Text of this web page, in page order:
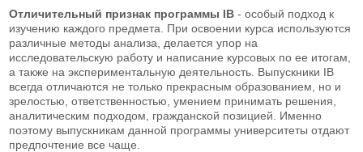
Отличительный признак программы IB - особый подход к
изучению каждого предмета. При освоении курса используются
различные методы анализа, делается упор на
исследовательскую работу и написание курсовых по ее итогам,
а также на экспериментальную деятельность. Выпускники IB
всегда отличаются не только прекрасным образованием, но и
зрелостью, ответственностью, умением принимать решения,
аналитическим подходом, гражданской позицией. Именно
поэтому выпускникам данной программы университеты отдают
предпочтение все чаще.